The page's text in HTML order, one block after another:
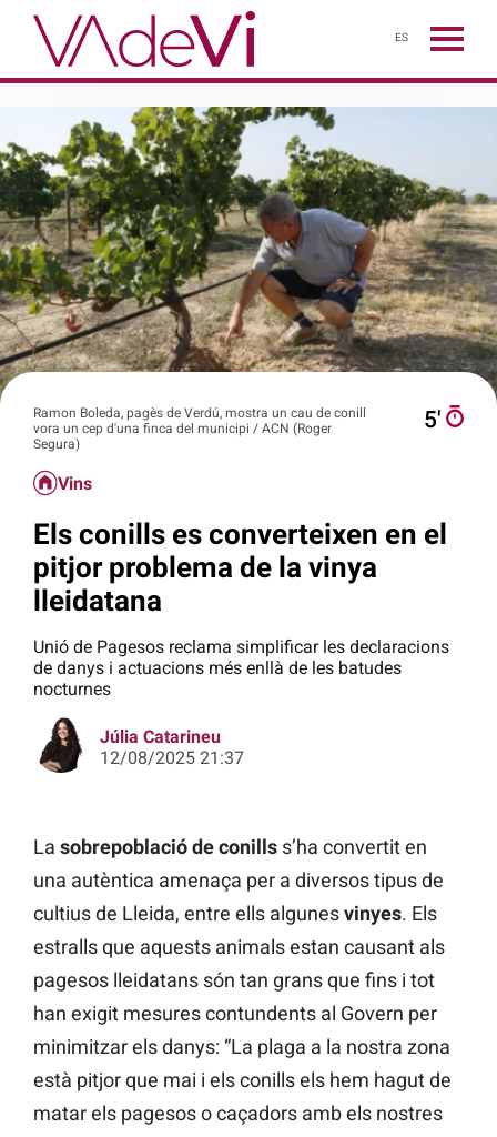
ES
Ramon Boleda, pagès de Verdú, mostra un cau de conill
vora un cep d'una finca del municipi / ACN (Roger
Segura)
5′
Vins
Els conills es converteixen en el
pitjor problema de la vinya
lleidatana
Unió de Pagesos reclama simplificar les declaracions
de danys i actuacions més enllà de les batudes
nocturnes
Júlia Catarineu
12/08/2025 21:37
La sobrepoblació de conills s’ha convertit en
una autèntica amenaça per a diversos tipus de
cultius de Lleida, entre ells algunesvinyes. Els
estralls que aquests animals estan causant als
pagesos lleidatans són tan grans que fins i tot
han exigit mesures contundents al Govern per
minimitzar els danys: “La plaga a la nostra zona
està pitjor que mai i els conills els hem hagut de
matar els pagesos o caçadors amb els nostres